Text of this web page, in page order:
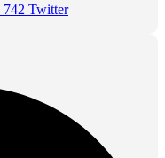
742 Twitter